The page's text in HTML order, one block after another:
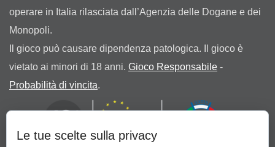
operare in Italia rilasciata dall’Agenzia delle Dogane e dei
Monopoli.
Il gioco può causare dipendenza patologica. Il gioco è
vietato ai minori di 18 anni. Gioco Responsabile -
Probabilità di vincita.
Le tue scelte sulla privacy